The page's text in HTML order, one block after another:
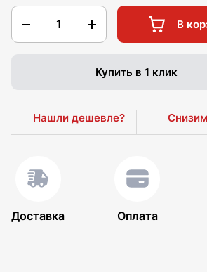
1 В
Купить в 1 клик
Нашли дешевле?
Доставка Оплата